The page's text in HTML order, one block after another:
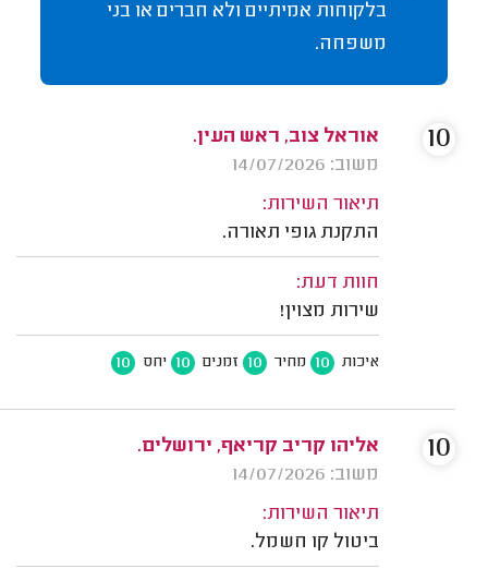
בלקוחות אמיתיים ולא חברים או בני
משפחה.
אוראל צוב, ראש העין.
משוב: 14/07/2026
תיאור השירות:
התקנת גופי תאורה.
חוות דעת:
שירות מצוין!
איכות 10 מחיר 10 זמנים 10 יחס 10
10
אליהו קריב קריאף, ירושלים.
משוב: 14/07/2026
תיאור השירות:
ביטול קו חשמל.
10